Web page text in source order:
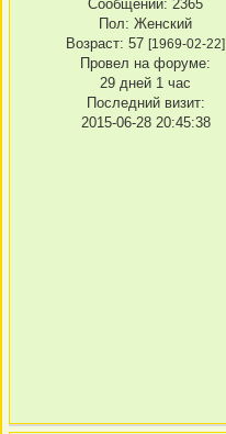
Сообщений: 2365
Пол: Женский
Возраст: 57 [1969-02-22]
Провел на форуме:
29 дней 1 час
Последний визит:
2015-06-28 20:45:38